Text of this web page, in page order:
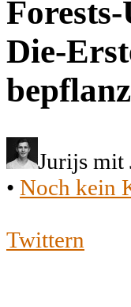
Die-
Jurijs mit
• Noch kein
Twittern